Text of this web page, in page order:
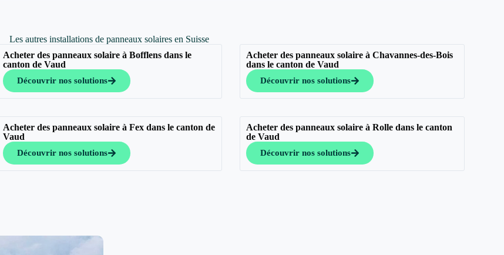
Les autres installations de panneaux solaires en Suisse
Acheter des panneaux solaire à Bofflens dans le
canton de Vaud
Découvrir nos solutions
Acheter des panneaux solaire à Chavannes-des-Bois
dans le canton de Vaud
Découvrir nos solutions
Acheter des panneaux solaire à Fex dans le canton de
Vaud
Découvrir nos solutions
Acheter des panneaux solaire à Rolle dans le canton
de Vaud
Découvrir nos solutions